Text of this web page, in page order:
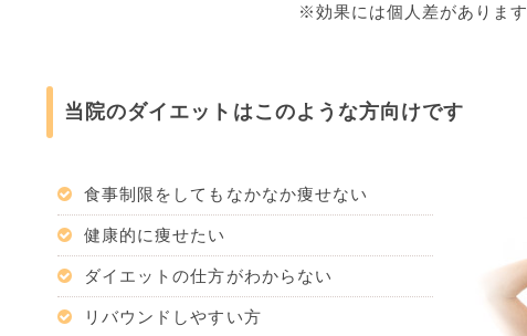
※効果には個人差があります
当院のダイエットはこのような方向けです
食事制限をしてもなかなか痩せない
健康的に痩せたい
ダイエットの仕方がわからない
リバウンドしやすい方